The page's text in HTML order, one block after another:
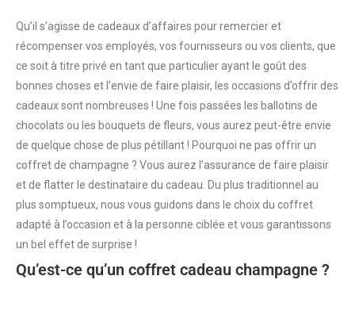
Qu’il s’agisse de cadeaux d’affaires pour remercier et
récompenser vos employés, vos fournisseurs ou vos clients, que
ce soit à titre privé en tant que particulier ayant le goût des
bonnes choses et l’envie de faire plaisir, les occasions d’offrir des
cadeaux sont nombreuses ! Une fois passées les ballotins de
chocolats ou les bouquets de fleurs, vous aurez peut-être envie
de quelque chose de plus pétillant ! Pourquoi ne pas offrir un
coffret de champagne ? Vous aurez l’assurance de faire plaisir
et de flatter le destinataire du cadeau. Du plus traditionnel au
plus somptueux, nous vous guidons dans le choix du coffret
adapté à l’occasion et à la personne ciblée et vous garantissons
un bel effet de surprise !
Qu’est-ce qu’un coffret cadeau champagne ?